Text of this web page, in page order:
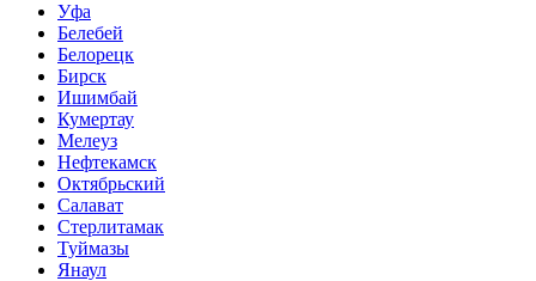
Уфа
Белебей
Белорецк
Бирск
Ишимбай
Кумертау
Мелеуз
Нефтекамск
Октябрьский
Салават
Стерлитамак
Туймазы
Янаул